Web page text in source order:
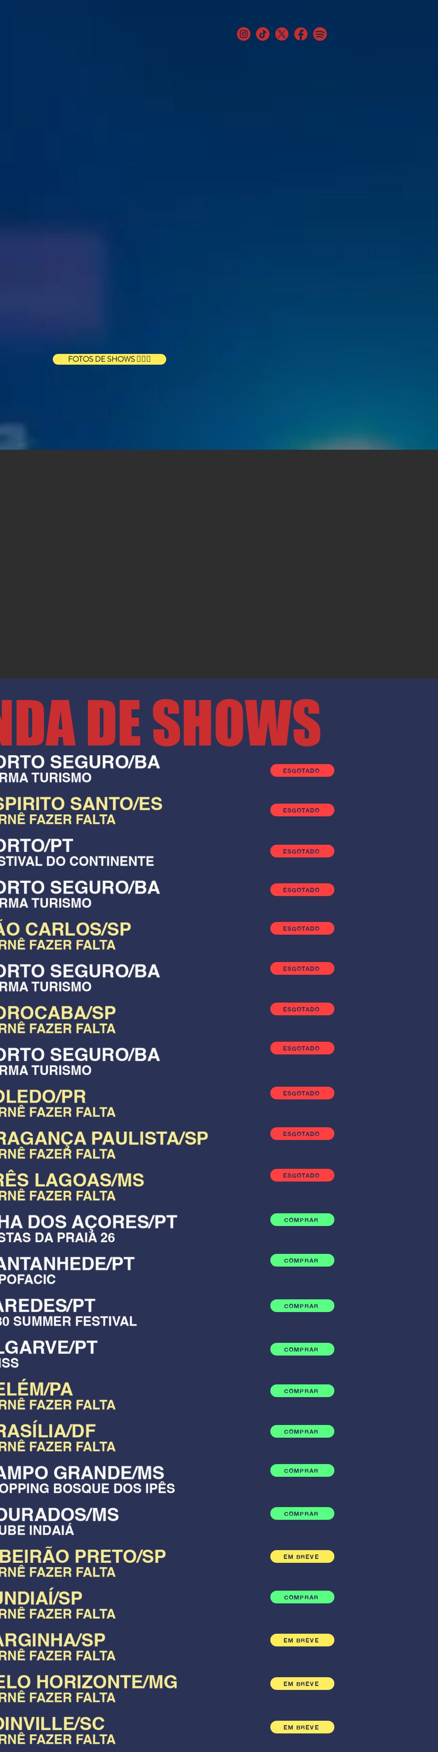
FOTOS DE SHOWS ❤️‍🔥📸
DE SHOWS
ESGOTADO
ESGOTADO
ESGOTADO
ESGOTADO
ESGOTADO
ESGOTADO
ESGOTADO
ESGOTADO
ESGOTADO
ESGOTADO
ESGOTADO
COMPRAR
COMPRAR
COMPRAR
COMPRAR
COMPRAR
COMPRAR
COMPRAR
COMPRAR
EM BREVE
COMPRAR
EM BREVE
EM BREVE
EM BREVE